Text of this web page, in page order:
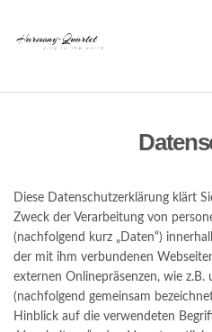
Diese Datenschutzerklärung klärt
Zweck der Verarbeitung von
(nachfolgend kurz „Daten“)
der mit ihm verbundenen
externen Onlinepräsenzen, wie
(nachfolgend gemeinsam
Hinblick auf die verwendeten